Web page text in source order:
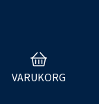
VARUKORG